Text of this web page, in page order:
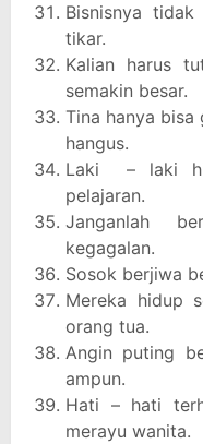
Bisnisnya
tikar.
Kalian harus
semakin besar.
Tina hanya
hangus.
Laki – laki
pelajaran.
Janganlah
kegagalan.
Sosok berjiwa
Mereka hidup
orang tua.
Angin puting
ampun.
Hati – hati
merayu wanita.